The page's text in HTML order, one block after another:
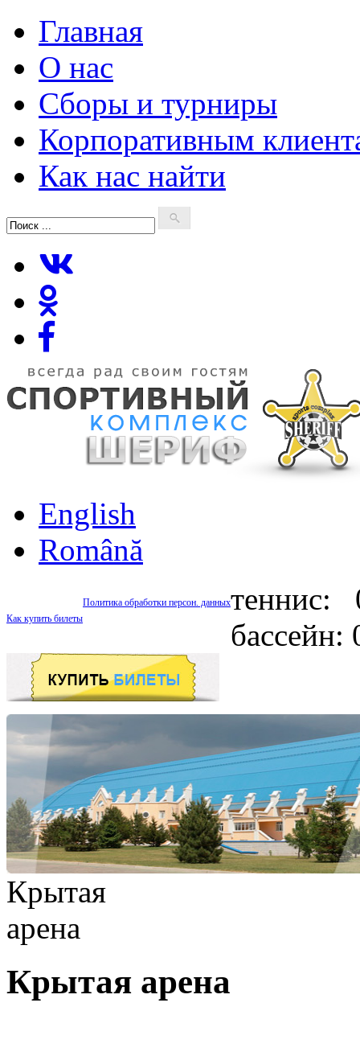
Главная
О нас
Сборы и турниры
Корпоративным
Как нас найти
English
Română
Политика обработки персон. данных
Как купить билеты
теннис:
Крытая
арена
Крытая арена